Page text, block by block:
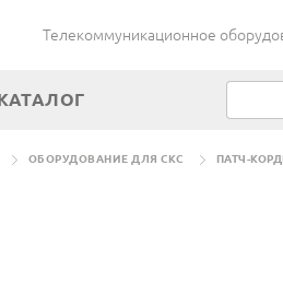
Телекоммуникационное
ОБОРУДОВАНИЕ ДЛЯ СКС ПАТЧ-